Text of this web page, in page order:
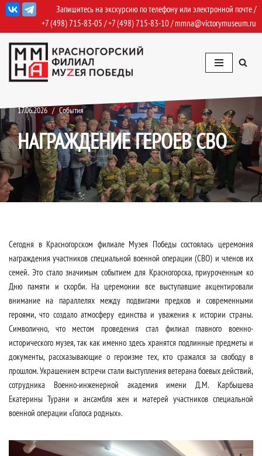
Перейти
к
содержимому
Запишитесь на экскурсию по телефону или электронной почте /
+7 (498) 715-83-05 /+7 (498) 715-83-10/mmna@victorymuseum.ru
17.06.2026 События
НАГРАЖДЕНИЕ ГЕРОЕВ СВО
Сегодня в Красногорском филиале Музея Победы состоялась церемония
награждения участников специальной военной операции (СВО) и членов их
семей. Это стало значимым событием для Красногорска, приуроченным ко
Дню памяти и скорби. На церемонии все выступавшие акцентировали
внимание на параллелях между подвигами предков и современными
героями, что создало атмосферу единства и уважения к истории страны.
Символично, что местом проведения стал филиал главного военно-
исторического музея, так как именно здесь хранятся подлинные предметы и
документы, рассказывающие о героизме тех, кто сражался за свободу в
прошлом. Украшением встречи стали выступления ветерана боевых действий,
сотрудника Военно-инженерной академия имени Д.М. Карбышева
Екатерины Турани и ансамбля жен и матерей участников специальной
военной операции «Голоса родных».